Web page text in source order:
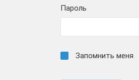
Пароль
Запомнить меня